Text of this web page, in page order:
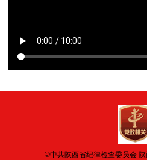
©中共陕西省纪律检查委员会